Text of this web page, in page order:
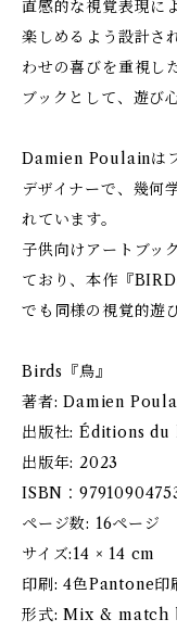
直感的な視覚表現に
楽しめるよう設計さ
わせの喜びを重視し
ブックとして、遊び
Damien Poulainは
デザイナーで、幾何
れています。
子供向けアートブッ
ており、本作『
でも同様の視覚的遊
Birds『鳥』
著者: Damien
出版社: Éditions
出版年: 2023
ISBN：
ページ数: 16ページ
サイズ:14 × 14 cm
印刷: 4色Pantone印
形式: Mix & match